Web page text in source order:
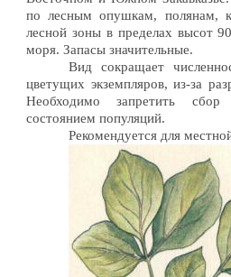
по лесным опушкам, полянам,
лесной зоны в пределах высот
моря. Запасы значительные.
Вид сокращает
цветущих экземпляров, из-за
Необходимо запретить
состоянием популяций.
Рекомендуется для